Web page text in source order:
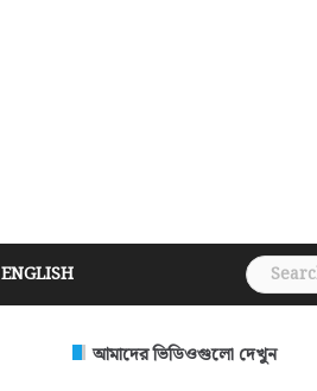
ENGLISH
Search
for:
আমাদের ভিডিওগুলো দেখুন